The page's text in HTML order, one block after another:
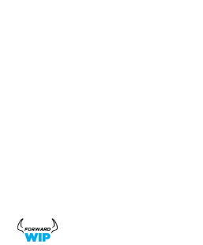
NAZWA
PRODUCENTA:
FORWARD